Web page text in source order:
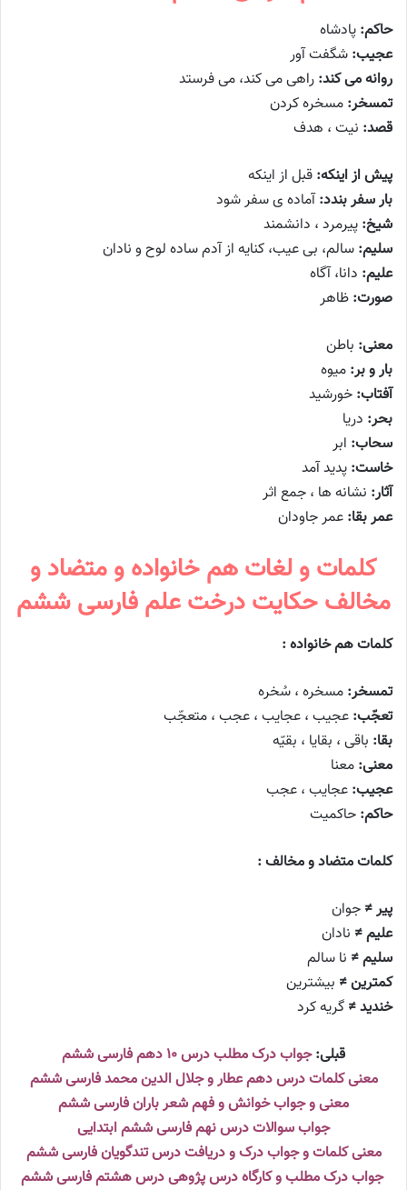
حاکم: پادشاه
عجیب: شگفت آور
روانه می کند: راهی می کند، می فرستد
تمسخر: مسخره کردن
قصد: نیت ، هدف
پیش از اینکه: قبل از اینکه
بار سفر بندد:آماده ی سفر شود
شیخ: پیرمرد ، دانشمند
سلیم: سالم، بی عیب، کنایه از آدم ساده لوح و نادان
علیم: دانا، آگاه
صورت: ظاهر
معنی: باطن
بار و بر: میوه
آفتاب: خورشید
بحر: دریا
سحاب: ابر
خاست: پدید آمد
آثار: نشانه ها ، جمع اثر
عمر بقا: عمر جاودان
کلمات و لغات هم خانواده و متضاد و
مخالف حکایت درخت علم فارسی ششم
کلمات هم خانواده :
تمسخر: مسخره ، سُخره
تعجّب: عجیب ، عجایب ، عجب ، متعجّب
بقا: باقی ، بقایا ، بقیّه
معنی: معنا
عجیب: عجایب ، عجب
حاکم: حاکمیت
کلمات متضاد و مخالف :
پیر ≠ جوان
علیم ≠ نادان
سلیم ≠ نا سالم
کمترین ≠ بیشترین
خندید ≠ گریه کرد
قبلی: جواب درک مطلب درس ۱۰ دهم فارسی ششم
معنی کلمات درس دهم عطار و جلال الدین محمد فارسی ششم
معنی و جواب خوانش و فهم شعر باران فارسی ششم
جواب سوالات درس نهم فارسی ششم ابتدایی
معنی کلمات و جواب درک و دریافت درس تندگویان فارسی ششم
جواب درک مطلب و کارگاه درس پژوهی درس هشتم فارسی ششم